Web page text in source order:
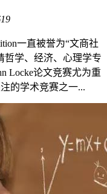
一直被誉为“文商社
哲学、经济、心理学专
Locke论文竞赛尤为重
的学术竞赛之一...